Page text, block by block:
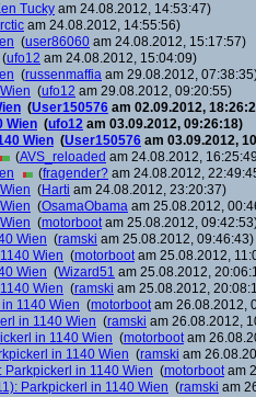
Tucky am 24.08.2012, 14:53:47)
am 24.08.2012, 14:55:56)
(user86060 am 24.08.2012, 15:17:57)
(ufo12 am 24.08.2012, 15:04:09)
(russenmaffia am 29.08.2012,
(ufo12 am 29.08.2012, 09:20:55)
(User150576 am 02.09.2012,
Wien (ufo12 am 03.09.2012, 09:26:18)
Wien (User150576 am 03.09.2012,
(AVS_reloaded am 24.08.2012,
(fragender? am 24.08.2012,
(Harti am 24.08.2012, 23:20:37)
(OsamaObama am 25.08.2012,
(motorbootam 25.08.2012,
Wien (ramski am 25.08.2012, 09:46:43)
Wien (motorbootam 25.08.2012,
Wien (Wizard51 am 25.08.2012,
Wien (ramski am 25.08.2012,
1140 Wien (motorbootam 26.08.2012,
in 1140 Wien (ramski am 26.08.2012,
in 1140 Wien (motorbootam
in 1140 Wien (ramski am
Parkpickerl in 1140 Wien (motorbootam
Parkpickerl in 1140 Wien (ramski am